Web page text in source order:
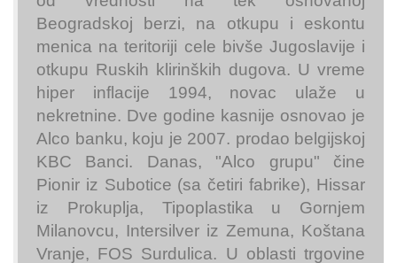
Beogradskoj berzi, na otkupu i eskontu
menica na teritoriji cele bivše Jugoslavije i
otkupu Ruskih klirinških dugova. U vreme
hiper inflacije 1994, novac ulaže u
nekretnine. Dve godine kasnije osnovao je
Alco banku, koju je 2007. prodao belgijskoj
KBC Banci. Danas, "Alco grupu" čine
Pionir iz Subotice (sa četiri fabrike), Hissar
iz Prokuplja, Tipoplastika u Gornjem
Milanovcu, Intersilver iz Zemuna, Koštana
Vranje, FOS Surdulica. U oblasti trgovine